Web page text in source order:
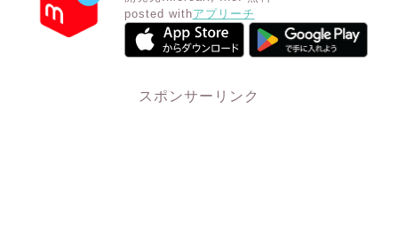
posted withアプリーチ
スポンサーリンク